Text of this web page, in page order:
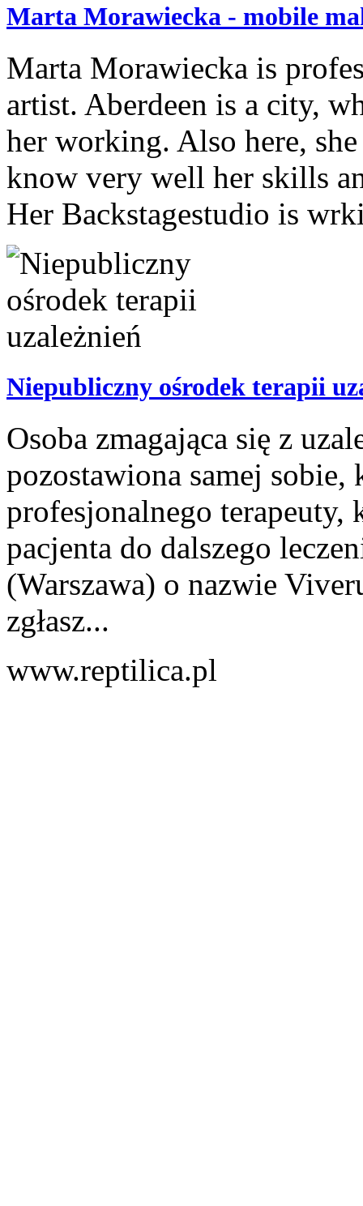
Marta Morawiecka - mobile
Marta Morawiecka is
artist. Aberdeen is a city,
her working. Also here,
know very well her skills
Her Backstagestudio is
Niepubliczny ośrodek terapii
Osoba zmagająca się z
pozostawiona samej sobie,
profesjonalnego
pacjenta do dalszego
(Warszawa) o nazwie
zgłasz...
www.reptilica.pl